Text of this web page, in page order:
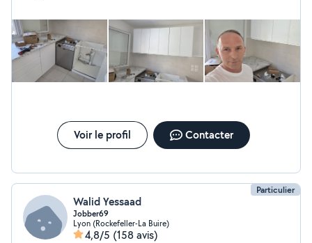
Voir le profil Contacter
Particulier
Walid Yessaad
Jobber69
Lyon (Rockefeller-La Buire)
4,8/5 (158 avis)